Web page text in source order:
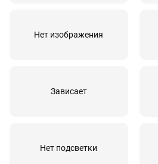
Нет изображения
Зависает
Нет подсветки